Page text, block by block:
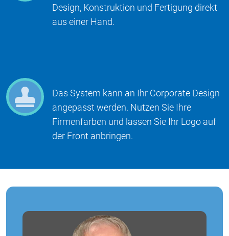
Design, Konstruktion und Fertigung direkt
aus einer Hand.
Das System kann an Ihr Corporate Design
angepasst werden. Nutzen Sie Ihre
Firmenfarben und lassen Sie Ihr Logo auf
der Front anbringen.